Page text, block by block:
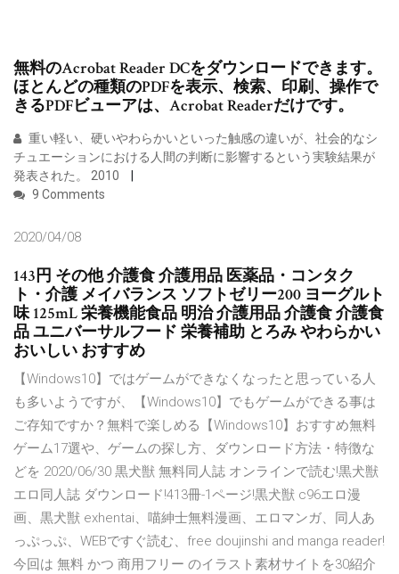
無料のAcrobat Reader DCをダウンロードできます。
ほとんどの種類のPDFを表示、検索、印刷、操作で
きるPDFビューアは、Acrobat Readerだけです。
重い軽い、硬いやわらかいといった触感の違いが、社会的なシ
チュエーションにおける人間の判断に影響するという実験結果が
発表された。 2010
9 Comments
2020/04/08
143円 その他 介護食 介護用品 医薬品・コンタク
ト・介護 メイバランス ソフトゼリー200 ヨーグルト
味 125mL 栄養機能食品 明治 介護用品 介護食 介護食
品 ユニバーサルフード 栄養補助 とろみ やわらかい
おいしい おすすめ
【Windows10】ではゲームができなくなったと思っている人
も多いようですが、【Windows10】でもゲームができる事は
ご存知ですか？無料で楽しめる【Windows10】おすすめ無料
ゲーム17選や、ゲームの探し方、ダウンロード方法・特徴な
どを 2020/06/30 黒犬獣 無料同人誌 オンラインで読む!黒犬獣
エロ同人誌 ダウンロード!413冊-1ページ!黒犬獣 c96エロ漫
画、黒犬獣 exhentai、喵紳士無料漫画、エロマンガ、同人あ
っぷっぷ、WEBですぐ読む、free doujinshi and manga reader!
今回は 無料 かつ 商用フリー のイラスト素材サイトを30紹介